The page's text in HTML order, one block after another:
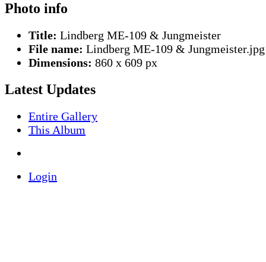
Photo info
Title: Lindberg ME-109 & Jungmeister
File name: Lindberg ME-109 & Jungmeister.jpg
Dimensions: 860 x 609 px
Latest Updates
Entire Gallery
This Album
Login